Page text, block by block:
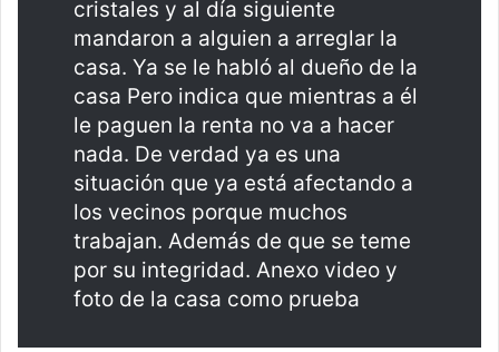
cristales y al día siguiente
mandaron a alguien a arreglar la
casa. Ya se le habló al dueño de la
casa Pero indica que mientras a él
le paguen la renta no va a hacer
nada. De verdad ya es una
situación que ya está afectando a
los vecinos porque muchos
trabajan. Además de que se teme
por su integridad. Anexo video y
foto de la casa como prueba